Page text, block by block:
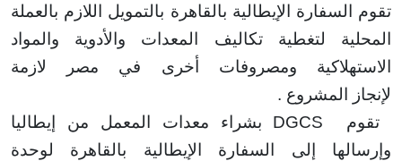
الإيطالية بالقاهرة بالتمويل اللازم بالعملة
لتغطية تكاليف المعدات والأدوية والمواد
ومصروفات أخرى في مصر لازمة
المشروع .
DGCS
بشراء معدات المعمل من إيطاليا
إلى السفارة الإيطالية
بالقاهرة لوحدة